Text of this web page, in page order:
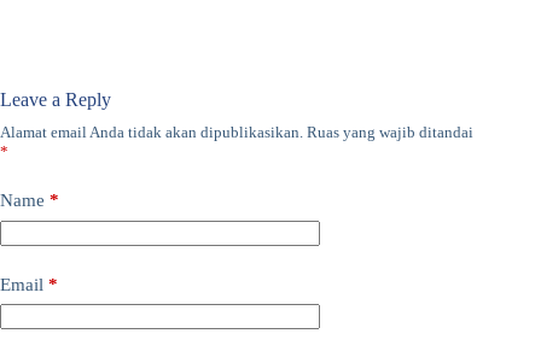
Leave a Reply
Alamat email Anda tidak akan dipublikasikan. Ruas yang wajib ditandai
*
Name *
Email *